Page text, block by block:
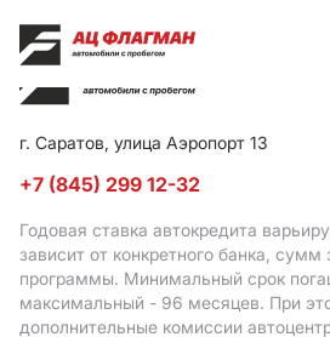
г. Саратов, улица Аэропорт 13
+7 (845) 299 12-32
Годовая ставка автокредита
зависит от конкретного банка, сумм
программы. Минимальный срок
максимальный - 96 месяцев. При
дополнительные комиссии